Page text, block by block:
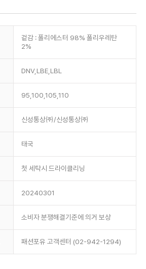
겉감 : 폴리에스터 98% 폴리우레탄
2%
DNV,LBE,LBL
95,100,105,110
신성통상㈜/신성통상㈜
태국
첫 세탁시 드라이클리닝
20240301
소비자 분쟁해결기준에 의거 보상
패션포유 고객센터 (02-942-1294)